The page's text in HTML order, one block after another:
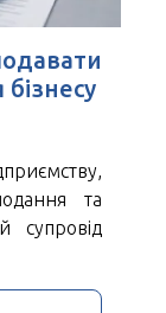
та
супровід